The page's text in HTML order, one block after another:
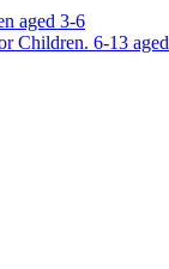
aged 3-6
Children. 6-13 aged